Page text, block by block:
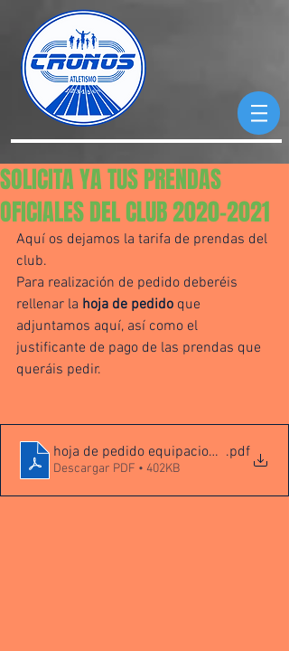
SOLICITA YA TUS PRENDAS
OFICIALES DEL CLUB 2020-2021
Aquí os dejamos la tarifa de prendas del
club.
Para realización de pedido deberéis
rellenar la hoja de pedido que
adjuntamos aquí, así como el
justificante de pago de las prendas que
queráis pedir.
hoja de pedido equipaciones (1)
.pdf
Descargar PDF • 402KB